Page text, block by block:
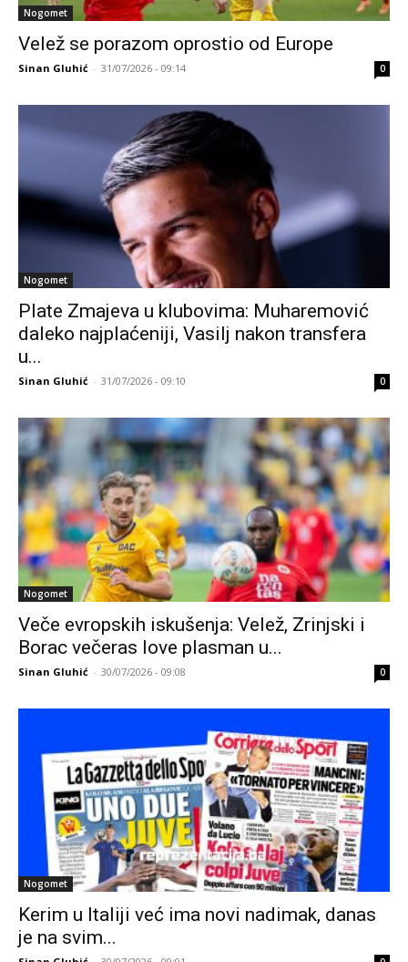
Nogomet
Velež se porazom oprostio od Europe
Sinan Gluhić - 31/07/2026 - 09:14 0
Nogomet
Plate Zmajeva u klubovima: Muharemović
daleko najplaćeniji, Vasilj nakon transfera
u...
Sinan Gluhić - 31/07/2026 - 09:10 0
Nogomet
Veče evropskih iskušenja: Velež, Zrinjski i
Borac večeras love plasman u...
Sinan Gluhić - 30/07/2026 - 09:08 0
Nogomet
Kerim u Italiji već ima novi nadimak, danas
je na svim...